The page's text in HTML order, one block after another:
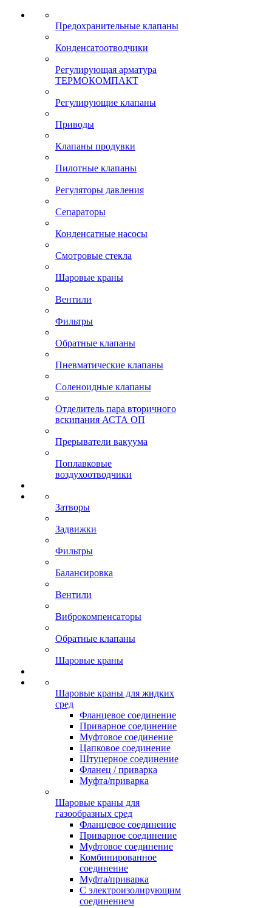
Предохранительные клапаны
Конденсатоотводчики
Регулирующая арматура
ТЕРМОКОМПАКТ
Регулирующие клапаны
Приводы
Клапаны продувки
Пилотные клапаны
Регуляторы давления
Сепараторы
Конденсатные насосы
Смотровые стекла
Шаровые краны
Вентили
Фильтры
Обратные клапаны
Пневматические клапаны
Соленоидные клапаны
Отделитель пара вторичного
вскипания АСТА ОП
Прерыватели вакуума
Поплавковые
воздухоотводчики
Затворы
Задвижки
Фильтры
Балансировка
Вентили
Виброкомпенсаторы
Обратные клапаны
Шаровые краны
Шаровые краны для жидких
сред
Фланцевое соединение
Приварное соединение
Муфтовое соединение
Цапковое соединение
Штуцерное соединение
Фланец / приварка
Муфта/приварка
Шаровые краны для
газообразных сред
Фланцевое соединение
Приварное соединение
Муфтовое соединение
Комбинированное
соединение
Муфта/приварка
С электроизолирующим
соединением